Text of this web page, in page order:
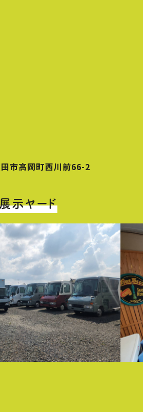
市高岡町西川前66-2
示ヤード